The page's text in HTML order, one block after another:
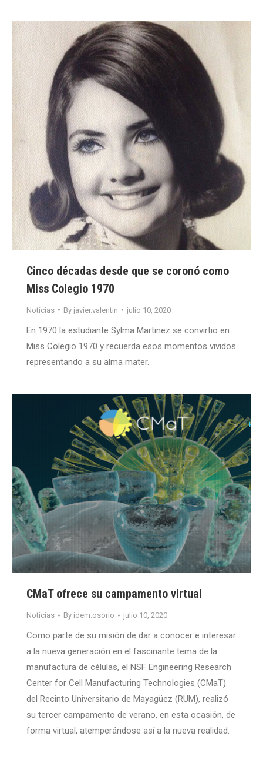
Cinco décadas desde que se coronó como
Miss Colegio 1970
Noticias By javier.valentin julio 10, 2020
En 1970 la estudiante Sylma Martinez se convirtio en
Miss Colegio 1970 y recuerda esos momentos vividos
representando a su alma mater.
CMaT ofrece su campamento virtual
Noticias By idem.osorio julio 10, 2020
Como parte de su misión de dar a conocer e interesar
a la nueva generación en el fascinante tema de la
manufactura de células, el NSF Engineering Research
Center for Cell Manufacturing Technologies (CMaT)
del Recinto Universitario de Mayagüez (RUM), realizó
su tercer campamento de verano, en esta ocasión, de
forma virtual, atemperándose así a la nueva realidad.